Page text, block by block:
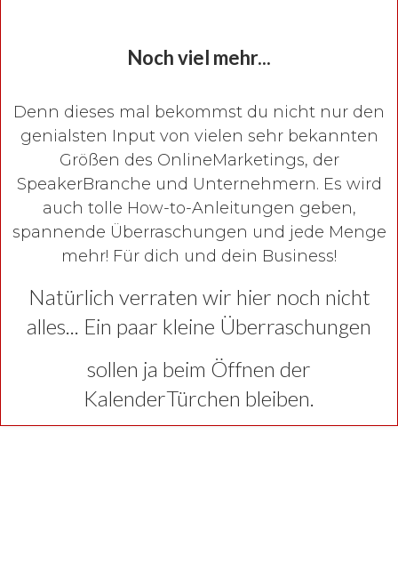
Noch viel mehr...
Denn dieses mal bekommst du nicht nur den
genialsten Input von vielen sehr bekannten
Größen des OnlineMarketings, der
SpeakerBranche und Unternehmern. Es wird
auch tolle How-to-Anleitungen geben,
spannende Überraschungen und jede Menge
mehr! Für dich und dein Business!
Natürlich verraten wir hier noch nicht
alles... Ein paar kleine Überraschungen
sollen ja beim Öffnen der
KalenderTürchen bleiben.